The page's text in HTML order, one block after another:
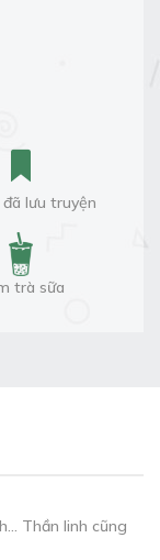
đã lưu truyện
trà sữa
Thần linh cũng